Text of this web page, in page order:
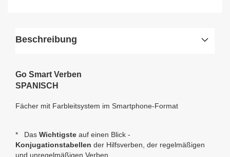
Beschreibung
Go Smart Verben
SPANISCH
Fächer mit Farbleitsystem im Smartphone-Format
* Das Wichtigste auf einen Blick -
Konjugationstabellen der Hilfsverben, der regelmäßigen
und unregelmäßigen Verben